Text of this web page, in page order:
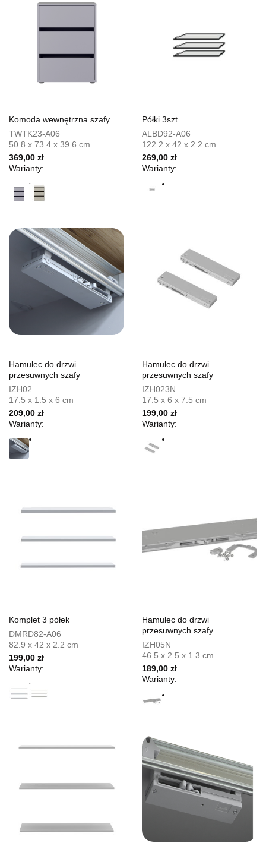
Komoda wewnętrzna szafy
TWTK23-A06
50.8 x 73.4 x 39.6 cm
369,00 zł
Warianty:
Półki 3szt
ALBD92-A06
122.2 x 42 x 2.2 cm
269,00 zł
Warianty:
Hamulec do drzwi
przesuwnych szafy
IZH02
17.5 x 1.5 x 6 cm
209,00 zł
Warianty:
Hamulec do drzwi
przesuwnych szafy
IZH023N
17.5 x 6 x 7.5 cm
199,00 zł
Warianty:
Komplet 3 półek
DMRD82-A06
82.9 x 42 x 2.2 cm
199,00 zł
Warianty:
Hamulec do drzwi
przesuwnych szafy
IZH05N
46.5 x 2.5 x 1.3 cm
189,00 zł
Warianty: